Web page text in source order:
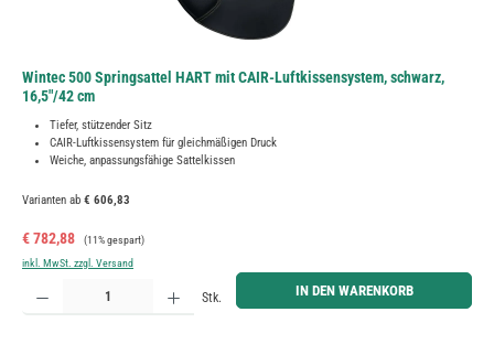
Wintec 500 Springsattel HART mit CAIR-Luftkissensystem, schwarz,
16,5"/42 cm
Tiefer, stützender Sitz
CAIR-Luftkissensystem für gleichmäßigen Druck
Weiche, anpassungsfähige Sattelkissen
Varianten ab € 606,83
Verkaufspreis:
€ 782,88 Regulärer Preis:
(11% gespart)
inkl. MwSt. zzgl. Versand
Produkt Anzahl: Gib den gewünschten Wert ein oder benutze die Schaltflächen um die Anzahl zu
Stk. IN DEN WARENKORB